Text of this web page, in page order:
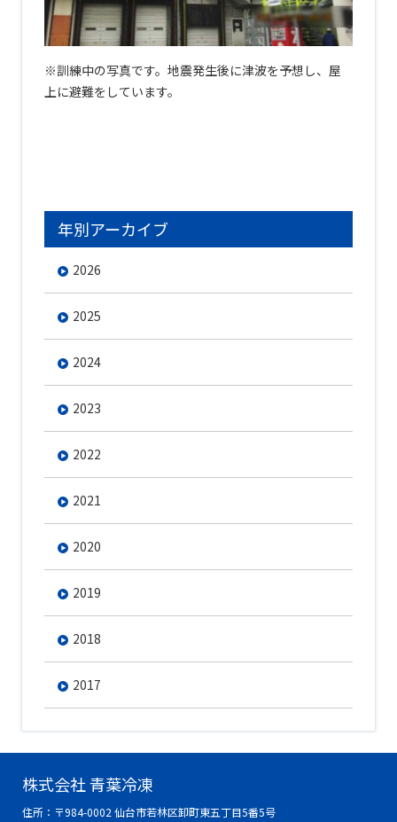
※訓練中の写真です。地震発生後に津波を予想し、屋
上に避難をしています。
年別アーカイブ
2026
2025
2024
2023
2022
2021
2020
2019
2018
2017
株式会社 青葉冷凍
住所：〒984-0002 仙台市若林区卸町東五丁目5番5号